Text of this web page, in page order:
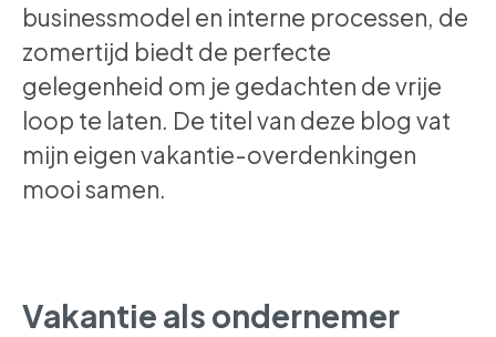
businessmodel en interne processen, de
zomertijd biedt de perfecte
gelegenheid om je gedachten de vrije
loop te laten. De titel van deze blog vat
mijn eigen vakantie-overdenkingen
mooi samen.
Vakantie als ondernemer